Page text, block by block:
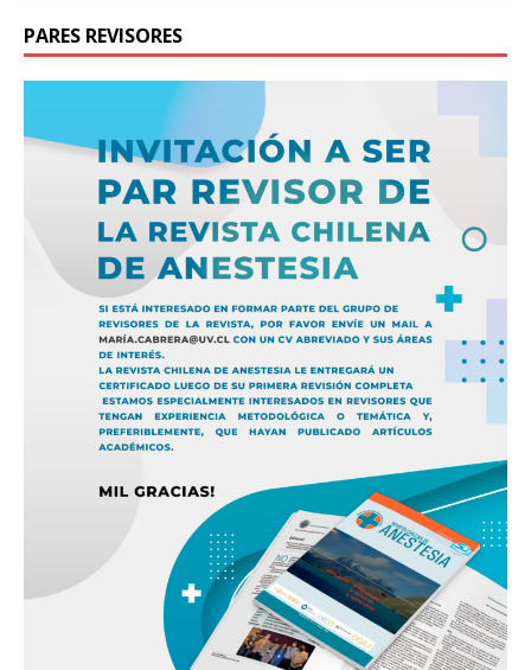
PARES REVISORES